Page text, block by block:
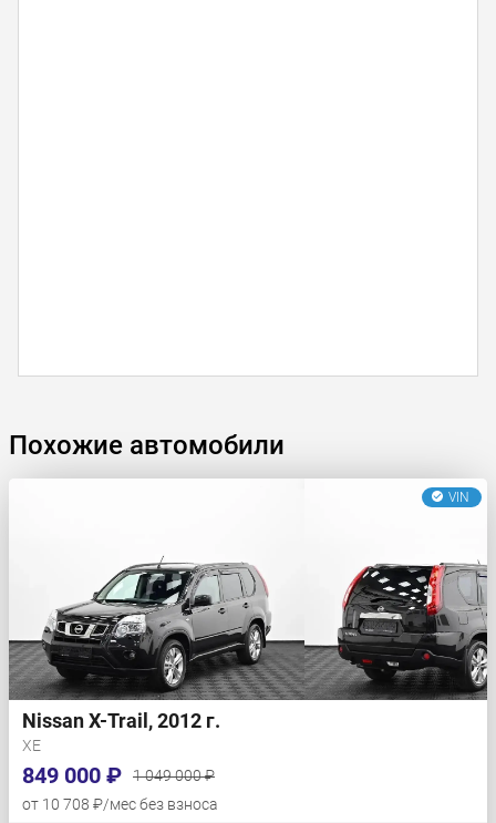
Похожие автомобили
VIN
Nissan X-Trail, 2012 г.
XE
849 000 ₽
1 049 000 ₽
от 10 708 ₽/мес без взноса